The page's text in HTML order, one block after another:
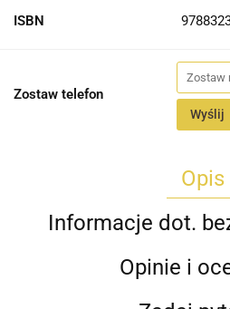
ISBN
Zostaw telefon
Wyślij
Opis
Informacje dot.
Opinie i